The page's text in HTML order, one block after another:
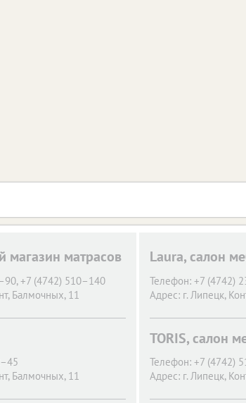
матрасов
+7 (4742) 510–140
Балмочных, 11
Laura, салон
Телефон: +7 (4742)
Адрес: г. Липецк,
Балмочных, 11
TORIS, салон
Телефон: +7 (4742)
Адрес: г. Липецк,